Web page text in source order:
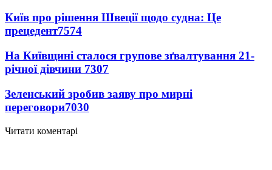
Київ про рішення Швеції щодо судна: Це
прецедент7574
На Київщині сталося групове зґвалтування 21-
річної дівчини 7307
Зеленський зробив заяву про мирні
переговори7030
Читати коментарі